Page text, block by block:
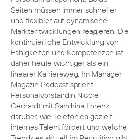
Seiten müssen immer schneller
und flexibler auf dynamische
Marktentwicklungen reagieren. Die
kontinuierliche Entwicklung von
Fähigkeiten und Kompetenzen ist
daher heute wichtiger als ein
linearer Karriereweg. Im Manager
Magazin Podcast spricht
Personalvorständin Nicole
Gerhardt mit Sandrina Lorenz
darüber, wie Telefónica gezielt
internes Talent fördert und welche